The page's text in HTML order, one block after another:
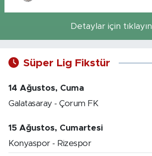
Detaylar için tıklayın
Süper Lig Fikstür
14 Ağustos, Cuma
Galatasaray - Çorum FK
15 Ağustos, Cumartesi
Konyaspor - Rizespor